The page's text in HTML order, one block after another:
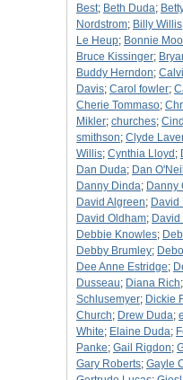
Best; Beth Duda;
Nordstrom; Billy Willis
Le Heup; Bonnie
Bruce Kissinger;
Buddy Herndon;
Davis; Carol fowler;
Cherie Tommaso;
Mikler; churches;
smithson; Clyde
Willis; Cynthia Lloyd ;
Dan Duda; Dan O'Neil
Danny Dinda; Danny
David Algreen; David
David Oldham; David
Debbie Knowles;
Debby Brumley;
Dee Anne Estridge;
Dusseau; Diana Rich;
Schlusemyer; Dickie
Church; Drew Duda;
White; Elaine Duda;
Panke; Gail Rigdon;
Gary Roberts; Gayle